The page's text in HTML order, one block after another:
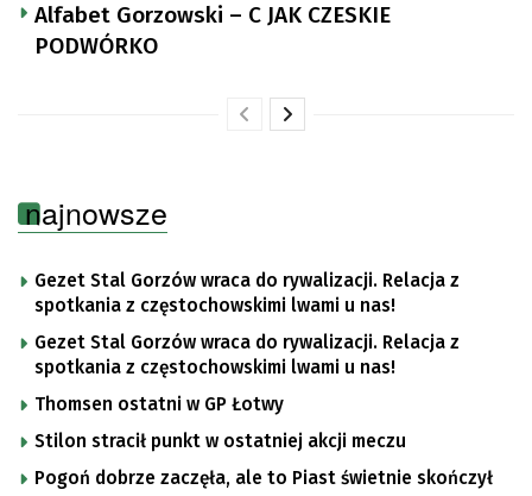
Alfabet Gorzowski – C JAK CZESKIE
PODWÓRKO
najnowsze
Gezet Stal Gorzów wraca do rywalizacji. Relacja z
spotkania z częstochowskimi lwami u nas!
Gezet Stal Gorzów wraca do rywalizacji. Relacja z
spotkania z częstochowskimi lwami u nas!
Thomsen ostatni w GP Łotwy
Stilon stracił punkt w ostatniej akcji meczu
Pogoń dobrze zaczęła, ale to Piast świetnie skończył